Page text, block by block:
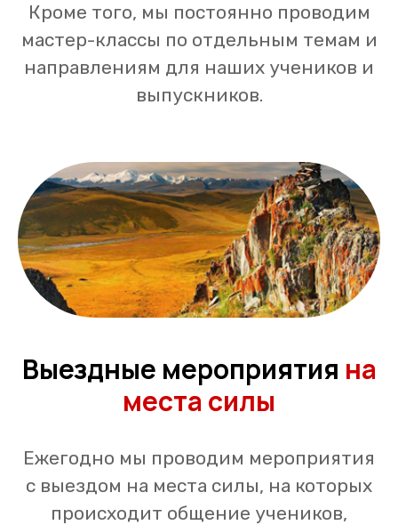
Кроме того, мы постоянно проводим
мастер-классы по отдельным темам и
направлениям для наших учеников и
выпускников.
Выездные мероприятия на
места силы
Ежегодно мы проводим мероприятия
с выездом на места силы, на которых
происходит общение учеников,